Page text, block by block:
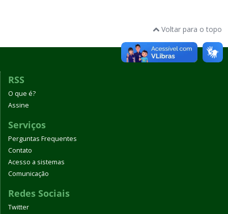
Voltar para o topo
RSS
O que é?
Assine
Serviços
Perguntas Frequentes
Contato
Acesso a sistemas
Comunicação
Redes Sociais
Twitter